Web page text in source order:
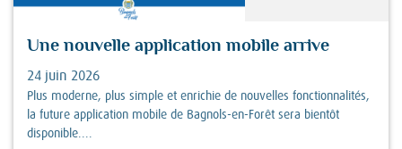
Une nouvelle application mobile arrive
24 juin 2026
Plus moderne, plus simple et enrichie de nouvelles fonctionnalités,
la future application mobile de Bagnols-en-Forêt sera bientôt
disponible....